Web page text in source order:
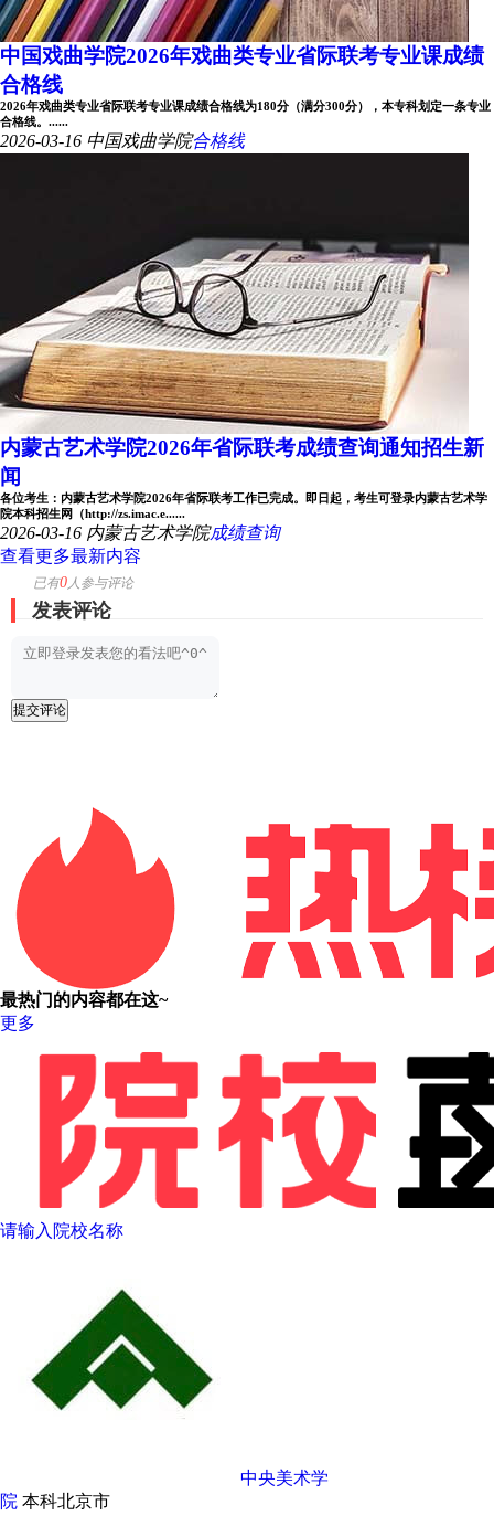
中国戏曲学院2026年戏曲类专业省际联考专业课成绩
合格线
2026年戏曲类专业省际联考专业课成绩合格线为180分（满分300分），本专科划定一条专业
合格线。......
2026-03-16 中国戏曲学院合格线
内蒙古艺术学院2026年省际联考成绩查询通知招生新
闻
各位考生：内蒙古艺术学院2026年省际联考工作已完成。即日起，考生可登录内蒙古艺术学
院本科招生网（http://zs.imac.e......
2026-03-16 内蒙古艺术学院成绩查询
查看更多最新内容
已有0人参与评论
发表评论
提交评论
最热门的内容都在这~
更多
请输入院校名称
中央美术学
院 本科北京市